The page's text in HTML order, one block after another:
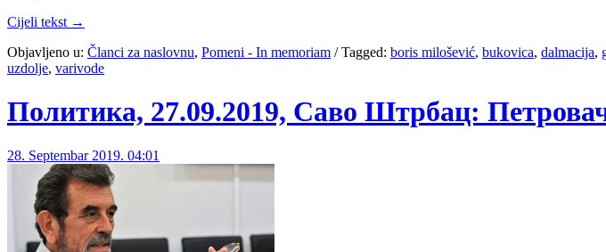
Cijeli tekst →
Objavljeno u: Članci za naslovnu, Pomeni - In memoriam /Tagged: boris milošević, bukovica, dalmacija,
uzdolje, varivode
Политика, 27.09.2019, Саво Штрбац:
28. Septembar 2019. 04:01